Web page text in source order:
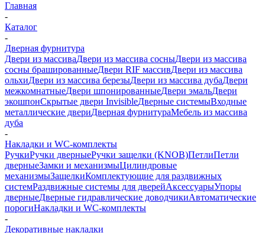
Главная
-
Каталог
-
Дверная фурнитура
Двери из массиваДвери из массива сосныДвери из массива
сосны брашированныеДвери RIF массивДвери из массива
ольхиДвери из массива березыДвери из массива дубаДвери
межкомнатныеДвери шпонированныеДвери эмальДвери
экошпонСкрытые двери InvisibleДверные системыВходные
металлические двериДверная фурнитураМебель из массива
дуба
-
Накладки и WC-комплекты
РучкиРучки дверныеРучки защелки (KNOB)ПетлиПетли
дверныеЗамки и механизмыЦилиндровые
механизмыЗащелкиКомплектующие для раздвижных
системРаздвижные системы для дверейАксессуарыУпоры
дверныеДверные гидравлические доводчикиАвтоматические
порогиНакладки и WC-комплекты
-
Декоративные накладки